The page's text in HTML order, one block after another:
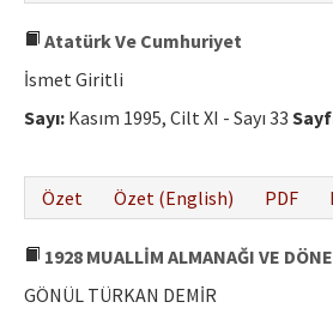
Atatürk Ve Cumhuriyet
İsmet Giritli
Sayı: Kasım 1995, Cilt XI - Sayı 33
Özet
Özet (English) PDF
1928 MUALLİM ALMANAĞI VE
GÖNÜL TÜRKAN DEMİR